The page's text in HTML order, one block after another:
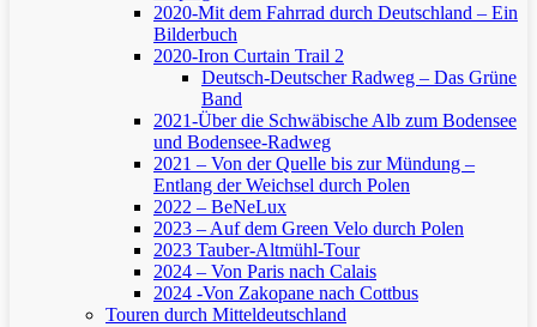
2020-Mit dem Fahrrad durch Deutschland – Ein
Bilderbuch
2020-Iron Curtain Trail 2
Deutsch-Deutscher Radweg – Das Grüne
Band
2021-Über die Schwäbische Alb zum Bodensee
und Bodensee-Radweg
2021 – Von der Quelle bis zur Mündung –
Entlang der Weichsel durch Polen
2022 – BeNeLux
2023 – Auf dem Green Velo durch Polen
2023 Tauber-Altmühl-Tour
2024 – Von Paris nach Calais
2024 -Von Zakopane nach Cottbus
Touren durch Mitteldeutschland